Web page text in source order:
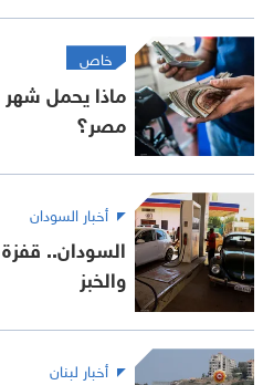
خاص
ماذا يحمل شهر
مصر؟
أخبار السودان
السودان..
والخبز
أخبار لبنان